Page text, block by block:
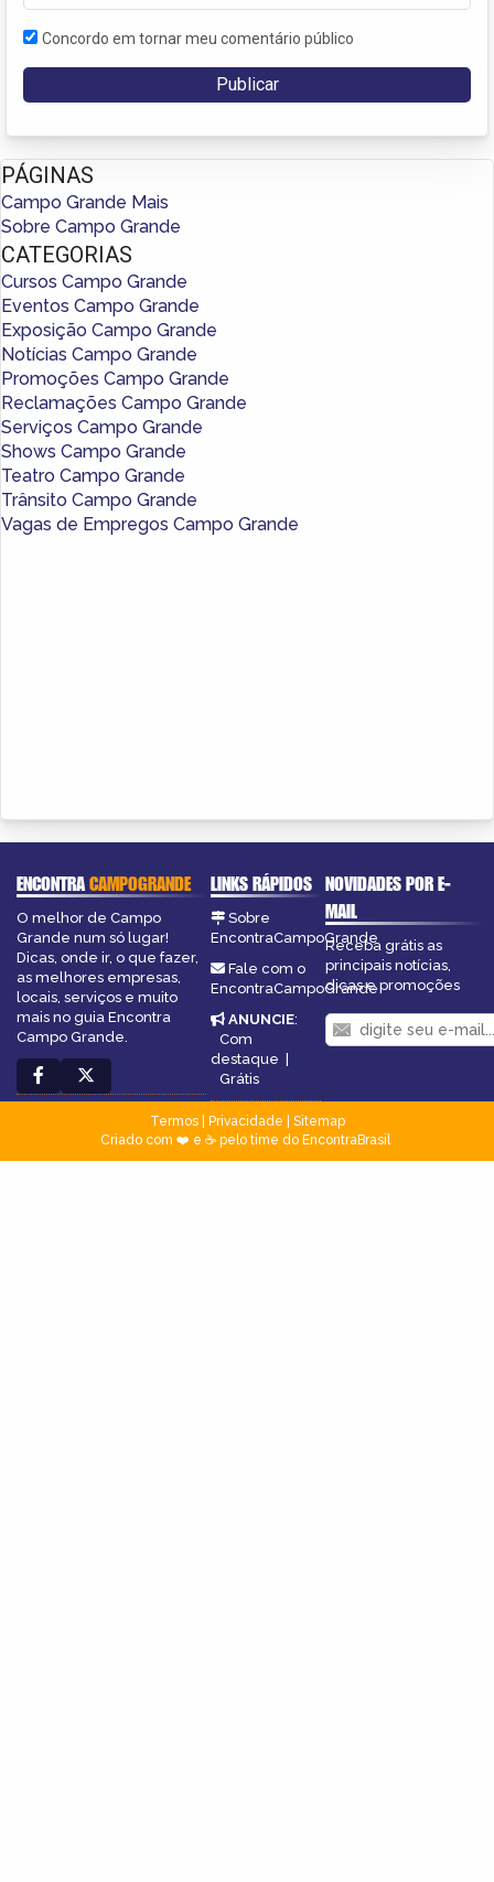
Concordo em tornar meu comentário público
PÁGINAS
Campo Grande Mais
Sobre Campo Grande
CATEGORIAS
Cursos Campo Grande
Eventos Campo Grande
Exposição Campo Grande
Notícias Campo Grande
Promoções Campo Grande
Reclamações Campo Grande
Serviços Campo Grande
Shows Campo Grande
Teatro Campo Grande
Trânsito Campo Grande
Vagas de Empregos Campo Grande
ENCONTRACAMPOGRANDE
O melhor de Campo
Grande num só lugar!
Dicas, onde ir, o que fazer,
as melhores empresas,
locais, serviços e muito
mais no guia Encontra
Campo Grande.
LINKS RÁPIDOS
Sobre
EncontraCampoGrande
Fale com o
EncontraCampoGrande
ANUNCIE:
Com
destaque |
Grátis
NOVIDADES POR E-
MAIL
Receba grátis as
principais notícias,
dicas e promoções
Termos| Privacidade
Sitemap
Criado com ❤️ e ☕ pelo time do EncontraBrasil